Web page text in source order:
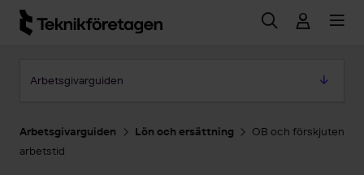
Hoppa till huvudinnehåll
Arbetsgivarguiden Lön och ersättning
OB och förskjuten
arbetstid
Arbetsgivarguiden